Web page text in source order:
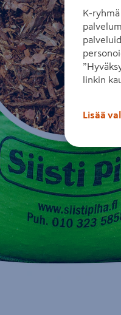
K-
linkin
Lisää